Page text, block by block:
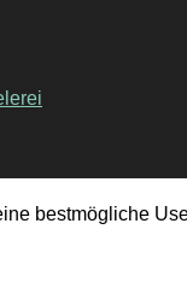
bestmögliche